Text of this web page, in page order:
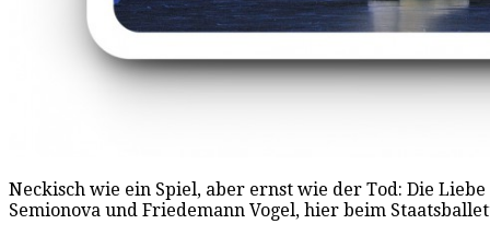
Neckisch wie ein Spiel, aber ernst wie der Tod: Die Liebe
Semionova und Friedemann Vogel, hier beim